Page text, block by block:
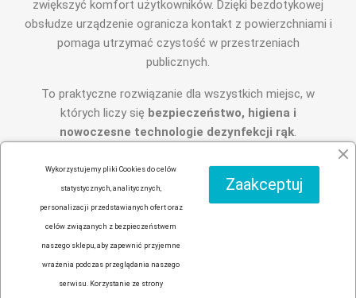
zwiększyć komfort użytkowników. Dzięki bezdotykowej
obsłudze urządzenie ogranicza kontakt z powierzchniami i
pomaga utrzymać czystość w przestrzeniach
publicznych.
To praktyczne rozwiązanie dla wszystkich miejsc, w
których liczy się bezpieczeństwo, higiena i
nowoczesne technologie dezynfekcji rąk.
Opublikowany w:
Facebook
Wykorzystujemy pliki Cookies do celów
statystycznych, analitycznych,
personalizacji przedstawianych ofert oraz
celów związanych z bezpieczeństwem
naszego sklepu, aby zapewnić przyjemne
wrażenia podczas przeglądania naszego
serwisu. Korzystanie ze strony
Zaakceptuj